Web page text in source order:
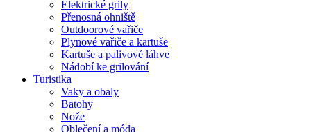
Elektrické grily
Přenosná ohniště
Outdoorové vařiče
Plynové vařiče a kartuše
Kartuše a palivové láhve
Nádobí ke grilování
Turistika
Vaky a obaly
Batohy
Nože
Oblečení a móda